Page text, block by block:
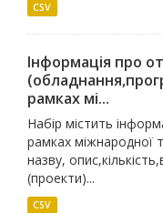
CSV
Інформація про
рамках мі...
Набір містить
рамках міжнародної
назву,
(проекти)...
CSV